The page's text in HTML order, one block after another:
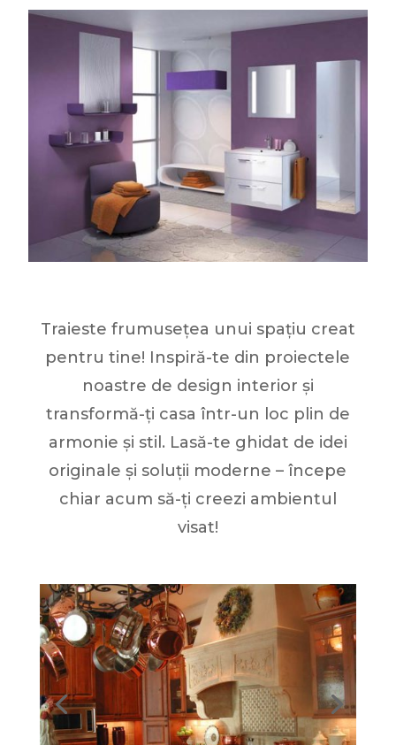
Traieste frumusețea unui spațiu creat
pentru tine! Inspiră-te din proiectele
noastre de design interior și
transformă-ți casa într-un loc plin de
armonie și stil. Lasă-te ghidat de idei
originale și soluții moderne – începe
chiar acum să-ți creezi ambientul
visat!